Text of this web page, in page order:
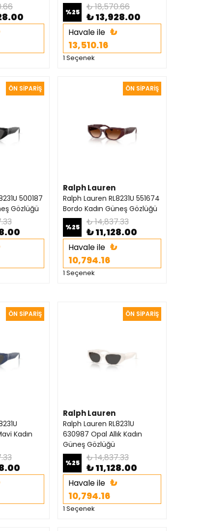
%25 ₺ 18,570.66
₺ 13,928.00
Havale ile ₺
13,510.16
1 Seçenek
500187
Gözlüğü
Ralph Lauren
Ralph Lauren RL8231U 551674
Bordo Kadın Güneş Gözlüğü
%25 ₺ 14,837.33
₺ 11,128.00
Havale ile ₺
10,794.16
1 Seçenek
Kadın
Ralph Lauren
Ralph Lauren RL8231U
630987 Opal Allık Kadın
Güneş Gözlüğü
%25 ₺ 14,837.33
₺ 11,128.00
Havale ile ₺
10,794.16
1 Seçenek